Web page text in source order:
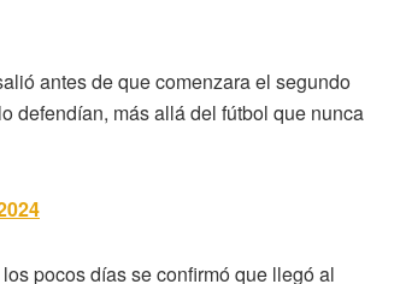
antes de que comenzara el segundo
defendían, más allá del fútbol que nunca
pocos días se confirmó que llegó al